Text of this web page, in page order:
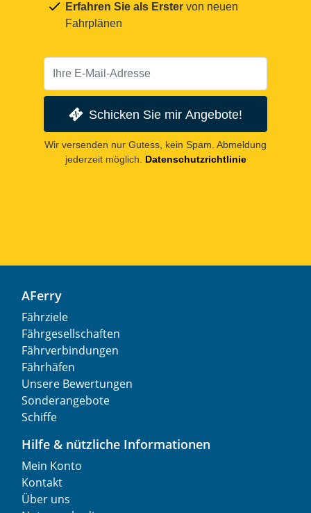
Erfahren Sie als Erster von neuen
Fahrplänen
Schicken Sie mir Angebote!
Wir versenden nur Gutess, kein Spam. Abmeldung
jederzeit möglich.
Datenschutzrichtlinie
AFerry
Fährziele
Fährgesellschaften
Fährverbindungen
Fährhäfen
Unsere Bewertungen
Sonderangebote
Schiffe
Hilfe & nützliche Informationen
Mein Konto
Kontakt
Über uns